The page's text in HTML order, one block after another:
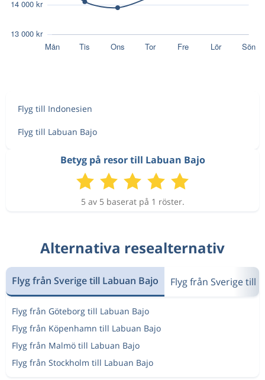
Flyg till Indonesien
Flyg till Labuan Bajo
Betyg på resor till Labuan Bajo
5 av 5 baserat på 1 röster.
Alternativa resealternativ
Flyg från Sverige till Labuan Bajo Flyg från Sverige till
Flyg från Göteborg till Labuan Bajo
Flyg från Köpenhamn till Labuan Bajo
Flyg från Malmö till Labuan Bajo
Flyg från Stockholm till Labuan Bajo